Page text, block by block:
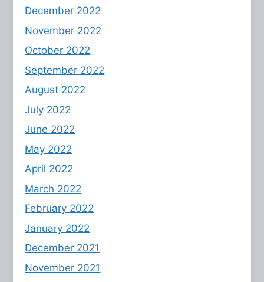
December 2022
November 2022
October 2022
September 2022
August 2022
July 2022
June 2022
May 2022
April 2022
March 2022
February 2022
January 2022
December 2021
November 2021